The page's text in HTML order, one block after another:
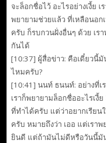
จะล็อกชื่อไว้ อะไรอย่างเงี้ย
พยายามช่วยแล้ว ที่เหลือนอก
ครับ ก็รบกวนฝั่งอื่นๆ ด้วย เร
กันได้
[10:37] ผู้สื่อข่าว: คือเดี๋ยวนี้
ไหมครับ?
[10:41] นนท์ ธนนท์: อย่างที่
เราก็พยายามล็อกชื่ออะไรเ
ที่ทำได้ครับ แต่ว่าอยากเรียน
ครับ หมายถึงว่า เออ แต่เรา
ยินดี แต่ถ้ามันไม่ดีหรือวันนี้มั